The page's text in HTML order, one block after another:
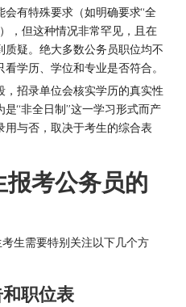
会有特殊要求（如明确要求“全
，但这种情况非常罕见，且在
疑。绝大多数公务员职位均不
学历、学位和专业是否符合。
，招录单位会核实学历的真实性
“非全日制”这一学习形式而产
与否，取决于考生的综合表
考公务员的
生需要特别关注以下几个方
职位表